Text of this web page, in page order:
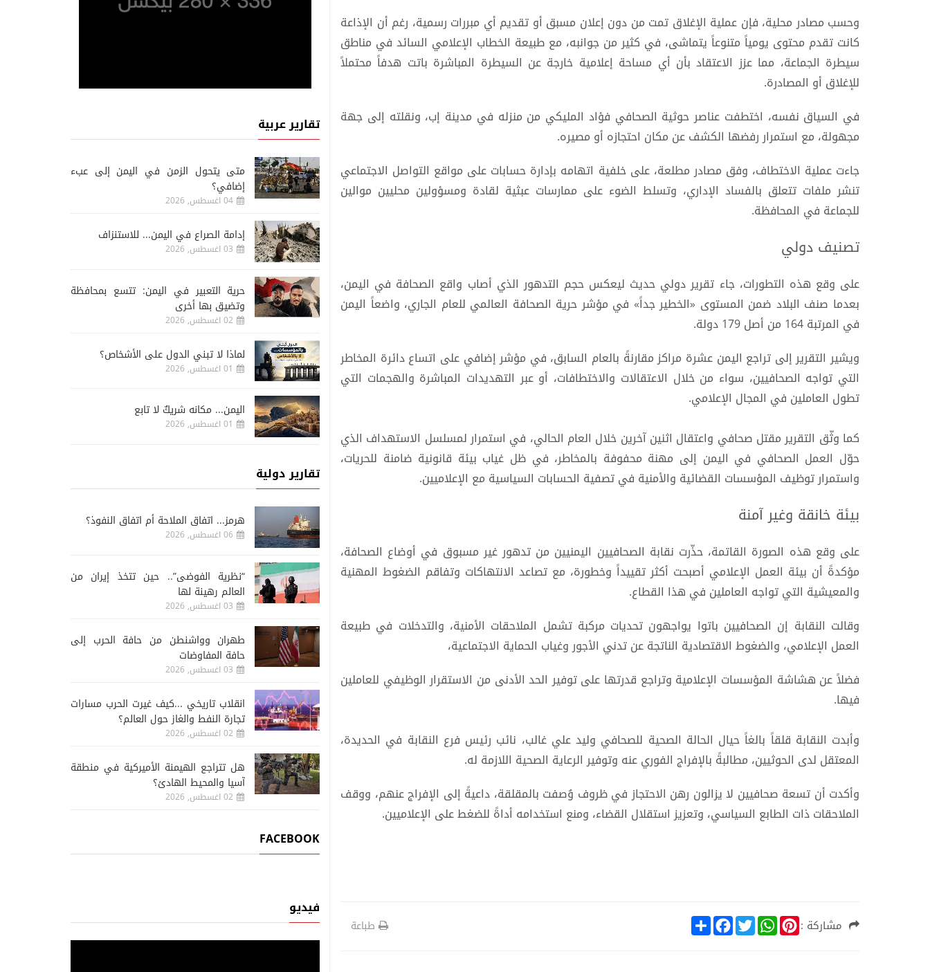
وحسب مصادر محلية، فإن عملية الإغلاق تمت من دون إعلان مسبق أو تقديم أي مبررات رسمية، رغم أن الإذاعة
كانت تقدم محتوى يومياً متنوعاً يتماشى، في كثير من جوانبه، مع طبيعة الخطاب الإعلامي السائد في مناطق
سيطرة الجماعة، مما عزز الاعتقاد بأن أي مساحة إعلامية خارجة عن السيطرة المباشرة باتت هدفاً محتملاً
للإغلاق أو المصادرة.
في السياق نفسه، اختطفت عناصر حوثية الصحافي فؤاد المليكي من منزله في مدينة إب، ونقلته إلى جهة
مجهولة، مع استمرار رفضها الكشف عن مكان احتجازه أو مصيره.
جاءت عملية الاختطاف، وفق مصادر مطلعة، على خلفية اتهامه بإدارة حسابات على مواقع التواصل الاجتماعي
تنشر ملفات تتعلق بالفساد الإداري، وتسلط الضوء على ممارسات عبثية لقادة ومسؤولين محليين موالين
للجماعة في المحافظة.
تصنيف دولي
على وقع هذه التطورات، جاء تقرير دولي حديث ليعكس حجم التدهور الذي أصاب واقع الصحافة في اليمن،
بعدما صنف البلاد ضمن المستوى «الخطير جداً» في مؤشر حرية الصحافة العالمي للعام الجاري، واضعاً اليمن
في المرتبة 164 من أصل 179 دولة.
ويشير التقرير إلى تراجع اليمن عشرة مراكز مقارنةً بالعام السابق، في مؤشر إضافي على اتساع دائرة المخاطر
التي تواجه الصحافيين، سواء من خلال الاعتقالات والاختطافات، أو عبر التهديدات المباشرة والهجمات التي
تطول العاملين في المجال الإعلامي.
كما وثّق التقرير مقتل صحافي واعتقال اثنين آخرين خلال العام الحالي، في استمرار لمسلسل الاستهداف الذي
حوّل العمل الصحافي في اليمن إلى مهنة محفوفة بالمخاطر، في ظل غياب بيئة قانونية ضامنة للحريات،
واستمرار توظيف المؤسسات القضائية والأمنية في تصفية الحسابات السياسية مع الإعلاميين.
بيئة خانقة وغير آمنة
على وقع هذه الصورة القاتمة، حذّرت نقابة الصحافيين اليمنيين من تدهور غير مسبوق في أوضاع الصحافة،
مؤكدةً أن بيئة العمل الإعلامي أصبحت أكثر تقييداً وخطورة، مع تصاعد الانتهاكات وتفاقم الضغوط المهنية
والمعيشية التي تواجه العاملين في هذا القطاع.
وقالت النقابة إن الصحافيين باتوا يواجهون تحديات مركبة تشمل الملاحقات الأمنية، والتدخلات في طبيعة
العمل الإعلامي، والضغوط الاقتصادية الناتجة عن تدني الأجور وغياب الحماية الاجتماعية،
فضلاً عن هشاشة المؤسسات الإعلامية وتراجع قدرتها على توفير الحد الأدنى من الاستقرار الوظيفي للعاملين
فيها.
وأبدت النقابة قلقاً بالغاً حيال الحالة الصحية للصحافي وليد علي غالب، نائب رئيس فرع النقابة في الحديدة،
المعتقل لدى الحوثيين، مطالبةً بالإفراج الفوري عنه وتوفير الرعاية الصحية اللازمة له.
وأكدت أن تسعة صحافيين لا يزالون رهن الاحتجاز في ظروف وُصفت بالمقلقة، داعيةً إلى الإفراج عنهم، ووقف
الملاحقات ذات الطابع السياسي، وتعزيز استقلال القضاء، ومنع استخدامه أداةً للضغط على الإعلاميين.
مشاركة : S
h
F
a
T
w
W
h
P
i طباعة
تقارير عربية
متى يتحول الزمن في اليمن إلى عبء
إضافي؟
04 اغسطس, 2026
إدامة الصراع في اليمن... للاستنزاف
03 اغسطس, 2026
حرية التعبير في اليمن: تتسع بمحافظة
وتضيق بها أخرى
02 اغسطس, 2026
لماذا لا تبني الدول على الأشخاص؟
01 اغسطس, 2026
اليمن... مكانه شريكٌ لا تابع
01 اغسطس, 2026
تقارير دولية
هرمز... اتفاق الملاحة أم اتفاق النفوذ؟
06 اغسطس, 2026
“نظرية الفوضى”.. حين تتخذ إيران من
العالم رهينة لها
03 اغسطس, 2026
طهران وواشنطن من حافة الحرب إلى
حافة المفاوضات
03 اغسطس, 2026
انقلاب تاريخي ...كيف غيرت الحرب مسارات
تجارة النفط والغاز حول العالم؟
02 اغسطس, 2026
هل تتراجع الهيمنة الأميركية في منطقة
آسيا والمحيط الهادئ؟
02 اغسطس, 2026
FACEBOOK
فيديو